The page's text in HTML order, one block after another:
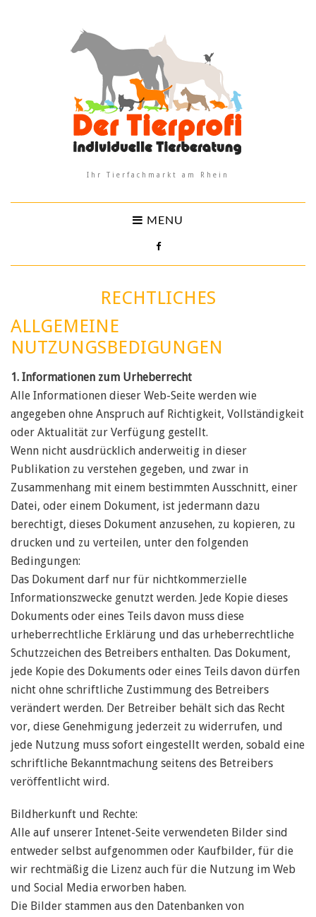
Ihr Tierfachmarkt am Rhein
MENU
RECHTLICHES
ALLGEMEINE
NUTZUNGSBEDIGUNGEN
1. Informationen zum Urheberrecht
Alle Informationen dieser Web-Seite werden wie
angegeben ohne Anspruch auf Richtigkeit, Vollständigkeit
oder Aktualität zur Verfügung gestellt.
Wenn nicht ausdrücklich anderweitig in dieser
Publikation zu verstehen gegeben, und zwar in
Zusammenhang mit einem bestimmten Ausschnitt, einer
Datei, oder einem Dokument, ist jedermann dazu
berechtigt, dieses Dokument anzusehen, zu kopieren, zu
drucken und zu verteilen, unter den folgenden
Bedingungen:
Das Dokument darf nur für nichtkommerzielle
Informationszwecke genutzt werden. Jede Kopie dieses
Dokuments oder eines Teils davon muss diese
urheberrechtliche Erklärung und das urheberrechtliche
Schutzzeichen des Betreibers enthalten. Das Dokument,
jede Kopie des Dokuments oder eines Teils davon dürfen
nicht ohne schriftliche Zustimmung des Betreibers
verändert werden. Der Betreiber behält sich das Recht
vor, diese Genehmigung jederzeit zu widerrufen, und
jede Nutzung muss sofort eingestellt werden, sobald eine
schriftliche Bekanntmachung seitens des Betreibers
veröffentlicht wird.
Bildherkunft und Rechte:
Alle auf unserer Intenet-Seite verwendeten Bilder sind
entweder selbst aufgenommen oder Kaufbilder, für die
wir rechtmäßig die Lizenz auch für die Nutzung im Web
und Social Media erworben haben.
Die Bilder stammen aus den Datenbanken von